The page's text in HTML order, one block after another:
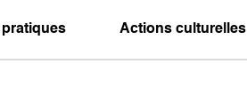
pratiques Actions culturelles